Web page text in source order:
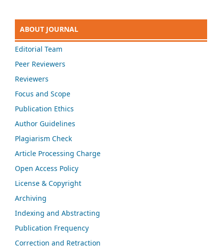
ABOUT JOURNAL
Editorial Team
Peer Reviewers
Reviewers
Focus and Scope
Publication Ethics
Author Guidelines
Plagiarism Check
Article Processing Charge
Open Access Policy
License & Copyright
Archiving
Indexing and Abstracting
Publication Frequency
Correction and Retraction